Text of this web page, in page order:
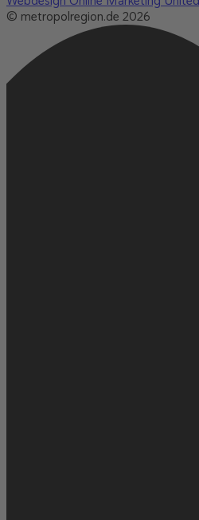
© metropolregion.de 2026